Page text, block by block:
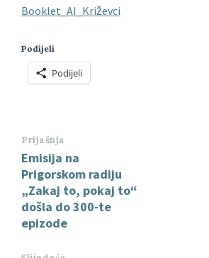
Booklet_AI_Križevci
Podijeli
Podijeli
Prijašnja
Emisija na
Prigorskom radiju
„Zakaj to, pokaj to“
došla do 300-te
epizode